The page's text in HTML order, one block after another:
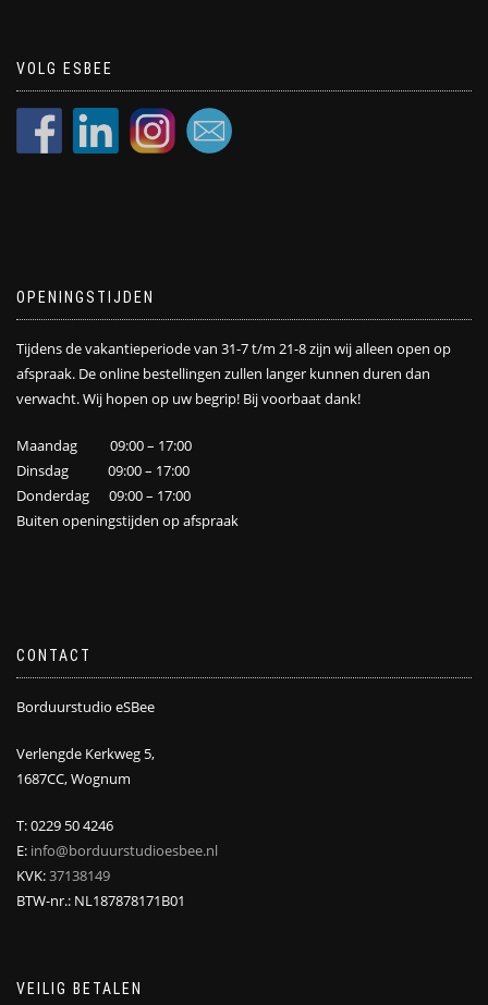
VOLG ESBEE
OPENINGSTIJDEN
Tijdens de vakantieperiode van 31-7 t/m 21-8 zijn wij alleen open op
afspraak. De online bestellingen zullen langer kunnen duren dan
verwacht. Wij hopen op uw begrip! Bij voorbaat dank!
Maandag 09:00 – 17:00
Dinsdag 09:00 – 17:00
Donderdag 09:00 – 17:00
Buiten openingstijden op afspraak
CONTACT
Borduurstudio eSBee
Verlengde Kerkweg 5,
1687CC, Wognum
T: 0229 50 4246
E: info@borduurstudioesbee.nl
KVK:37138149
BTW-nr.: NL187878171B01
VEILIG BETALEN